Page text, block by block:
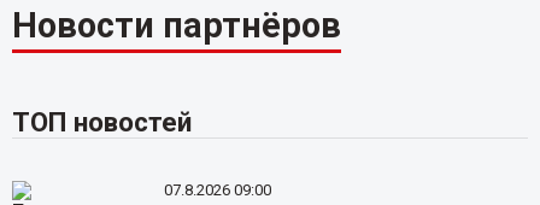
Новости партнёров
ТОП новостей
07.8.2026 09:00